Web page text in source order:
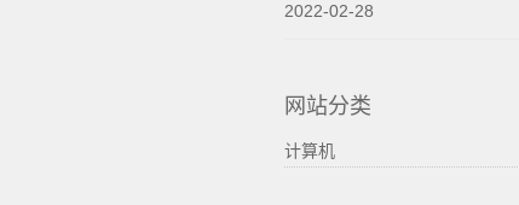
2022-02-28
网站分类
计算机